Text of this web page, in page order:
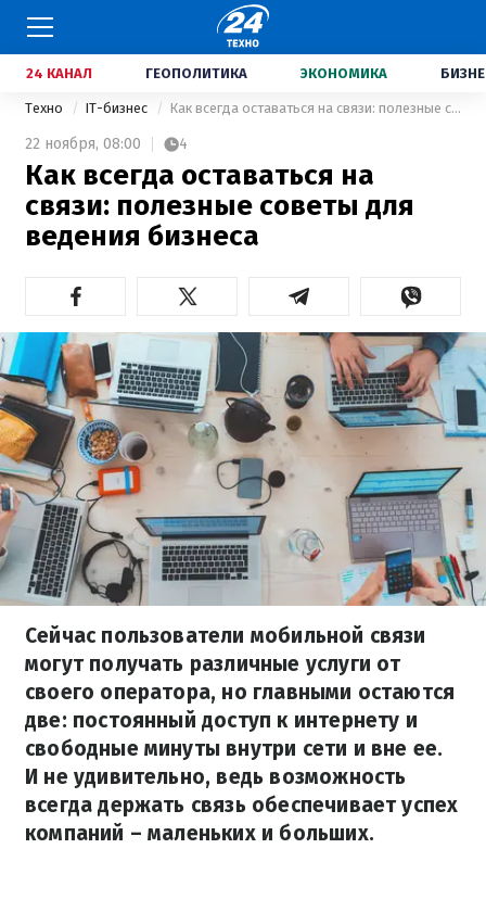
24 КАНАЛ ГЕОПОЛИТИКА ЭКОНОМИКА
Техно IT-бизнес Как всегда оставаться на связи: полезные советы для ведения бизнеса
22 ноября, 08:00 4
Как всегда оставаться на
связи: полезные советы для
ведения бизнеса
Сейчас пользователи мобильной связи
могут получать различные услуги от
своего оператора, но главными остаются
две: постоянный доступ к интернету и
свободные минуты внутри сети и вне ее.
И не удивительно, ведь возможность
всегда держать связь обеспечивает успех
компаний – маленьких и больших.